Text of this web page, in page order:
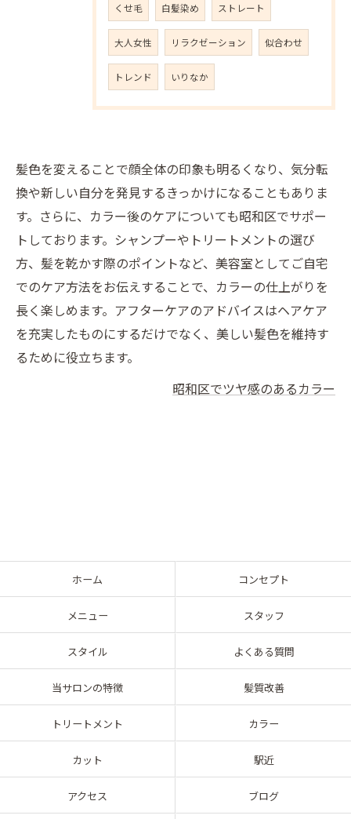
くせ毛 白髪染め ストレート
大人女性 リラクゼーション 似合わせ
トレンド いりなか
髪色を変えることで顔全体の印象も明るくなり、気分転
換や新しい自分を発見するきっかけになることもありま
す。さらに、カラー後のケアについても昭和区でサポー
トしております。シャンプーやトリートメントの選び
方、髪を乾かす際のポイントなど、美容室としてご自宅
でのケア方法をお伝えすることで、カラーの仕上がりを
長く楽しめます。アフターケアのアドバイスはヘアケア
を充実したものにするだけでなく、美しい髪色を維持す
るために役立ちます。
昭和区でツヤ感のあるカラー
ホーム コンセプト
メニュー スタッフ
スタイル よくある質問
当サロンの特徴 髪質改善
トリートメント カラー
カット 駅近
アクセス ブログ